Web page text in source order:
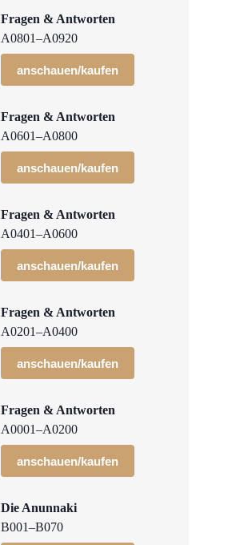
Fragen & Antworten
A0801–A0920
anschauen/kaufen
Fragen & Antworten
A0601–A0800
anschauen/kaufen
Fragen & Antworten
A0401–A0600
anschauen/kaufen
Fragen & Antworten
A0201–A0400
anschauen/kaufen
Fragen & Antworten
A0001–A0200
anschauen/kaufen
Die Anunnaki
B001–B070